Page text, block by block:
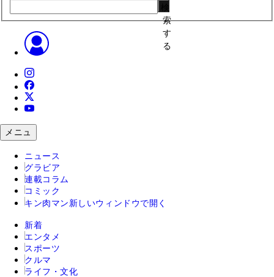
索
す
る
メニュ
ニュース
グラビア
連載コラム
コミック
キン肉マン 新しいウィンドウで開く
新着
エンタメ
スポーツ
クルマ
ライフ・文化